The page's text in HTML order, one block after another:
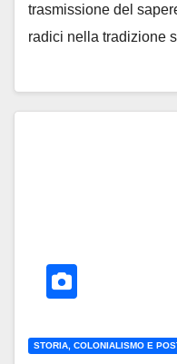
trasmissione del
radici nella tradizione
STORIA, COLONIALISMO E